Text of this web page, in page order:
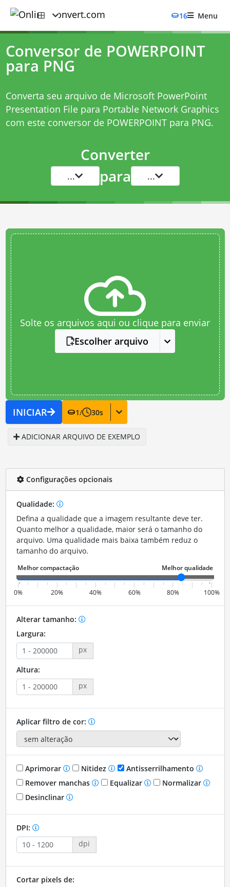
16 Menu
Conversor de POWERPOINT
para PNG
Converta seu arquivo de Microsoft PowerPoint
Presentation File para Portable Network Graphics
com este conversor de POWERPOINT para PNG.
Converter
... para ...
Solte os arquivos aqui ou clique para enviar
Escolher arquivo
INICIAR 1/ 30s
ADICIONAR ARQUIVO DE EXEMPLO
Configurações opcionais
Qualidade:
Defina a qualidade que a imagem resultante deve ter.
Quanto melhor a qualidade, maior será o tamanho do
arquivo. Uma qualidade mais baixa também reduz o
tamanho do arquivo.
0% 20% 40% 60% 80% 100%
Alterar tamanho:
Largura:
px
Altura:
px
Aplicar filtro de cor:
Aprimorar Nitidez
Antisserrilhamento
Remover manchas
Equalizar
Normalizar
Desinclinar
DPI:
dpi
Cortar pixels de: